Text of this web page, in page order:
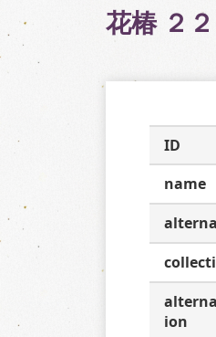
花椿 ２
ID
name
ion